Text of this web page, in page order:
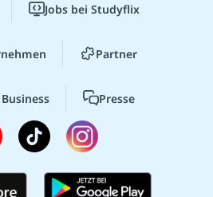
Jobs bei Studyflix
Partner
Presse